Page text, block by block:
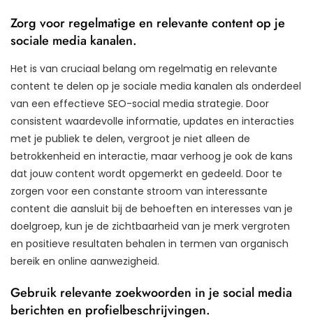
Zorg voor regelmatige en relevante content op je
sociale media kanalen.
Het is van cruciaal belang om regelmatig en relevante
content te delen op je sociale media kanalen als onderdeel
van een effectieve SEO-social media strategie. Door
consistent waardevolle informatie, updates en interacties
met je publiek te delen, vergroot je niet alleen de
betrokkenheid en interactie, maar verhoog je ook de kans
dat jouw content wordt opgemerkt en gedeeld. Door te
zorgen voor een constante stroom van interessante
content die aansluit bij de behoeften en interesses van je
doelgroep, kun je de zichtbaarheid van je merk vergroten
en positieve resultaten behalen in termen van organisch
bereik en online aanwezigheid.
Gebruik relevante zoekwoorden in je social media
berichten en profielbeschrijvingen.